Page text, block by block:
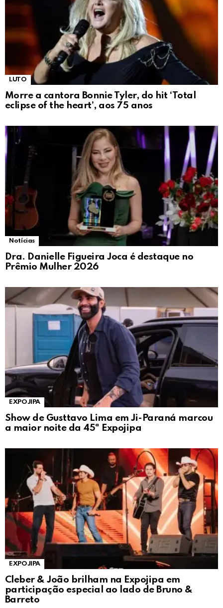
LUTO
Morre a cantora Bonnie Tyler, do hit ‘Total
eclipse of the heart’, aos 75 anos
Notícias
Dra. Danielle Figueira Joca é destaque no
Prêmio Mulher 2026
EXPOJIPA
Show de Gusttavo Lima em Ji-Paraná marcou
a maior noite da 45ª Expojipa
EXPOJIPA
Cleber & João brilham na Expojipa em
participação especial ao lado de Bruno &
Barreto